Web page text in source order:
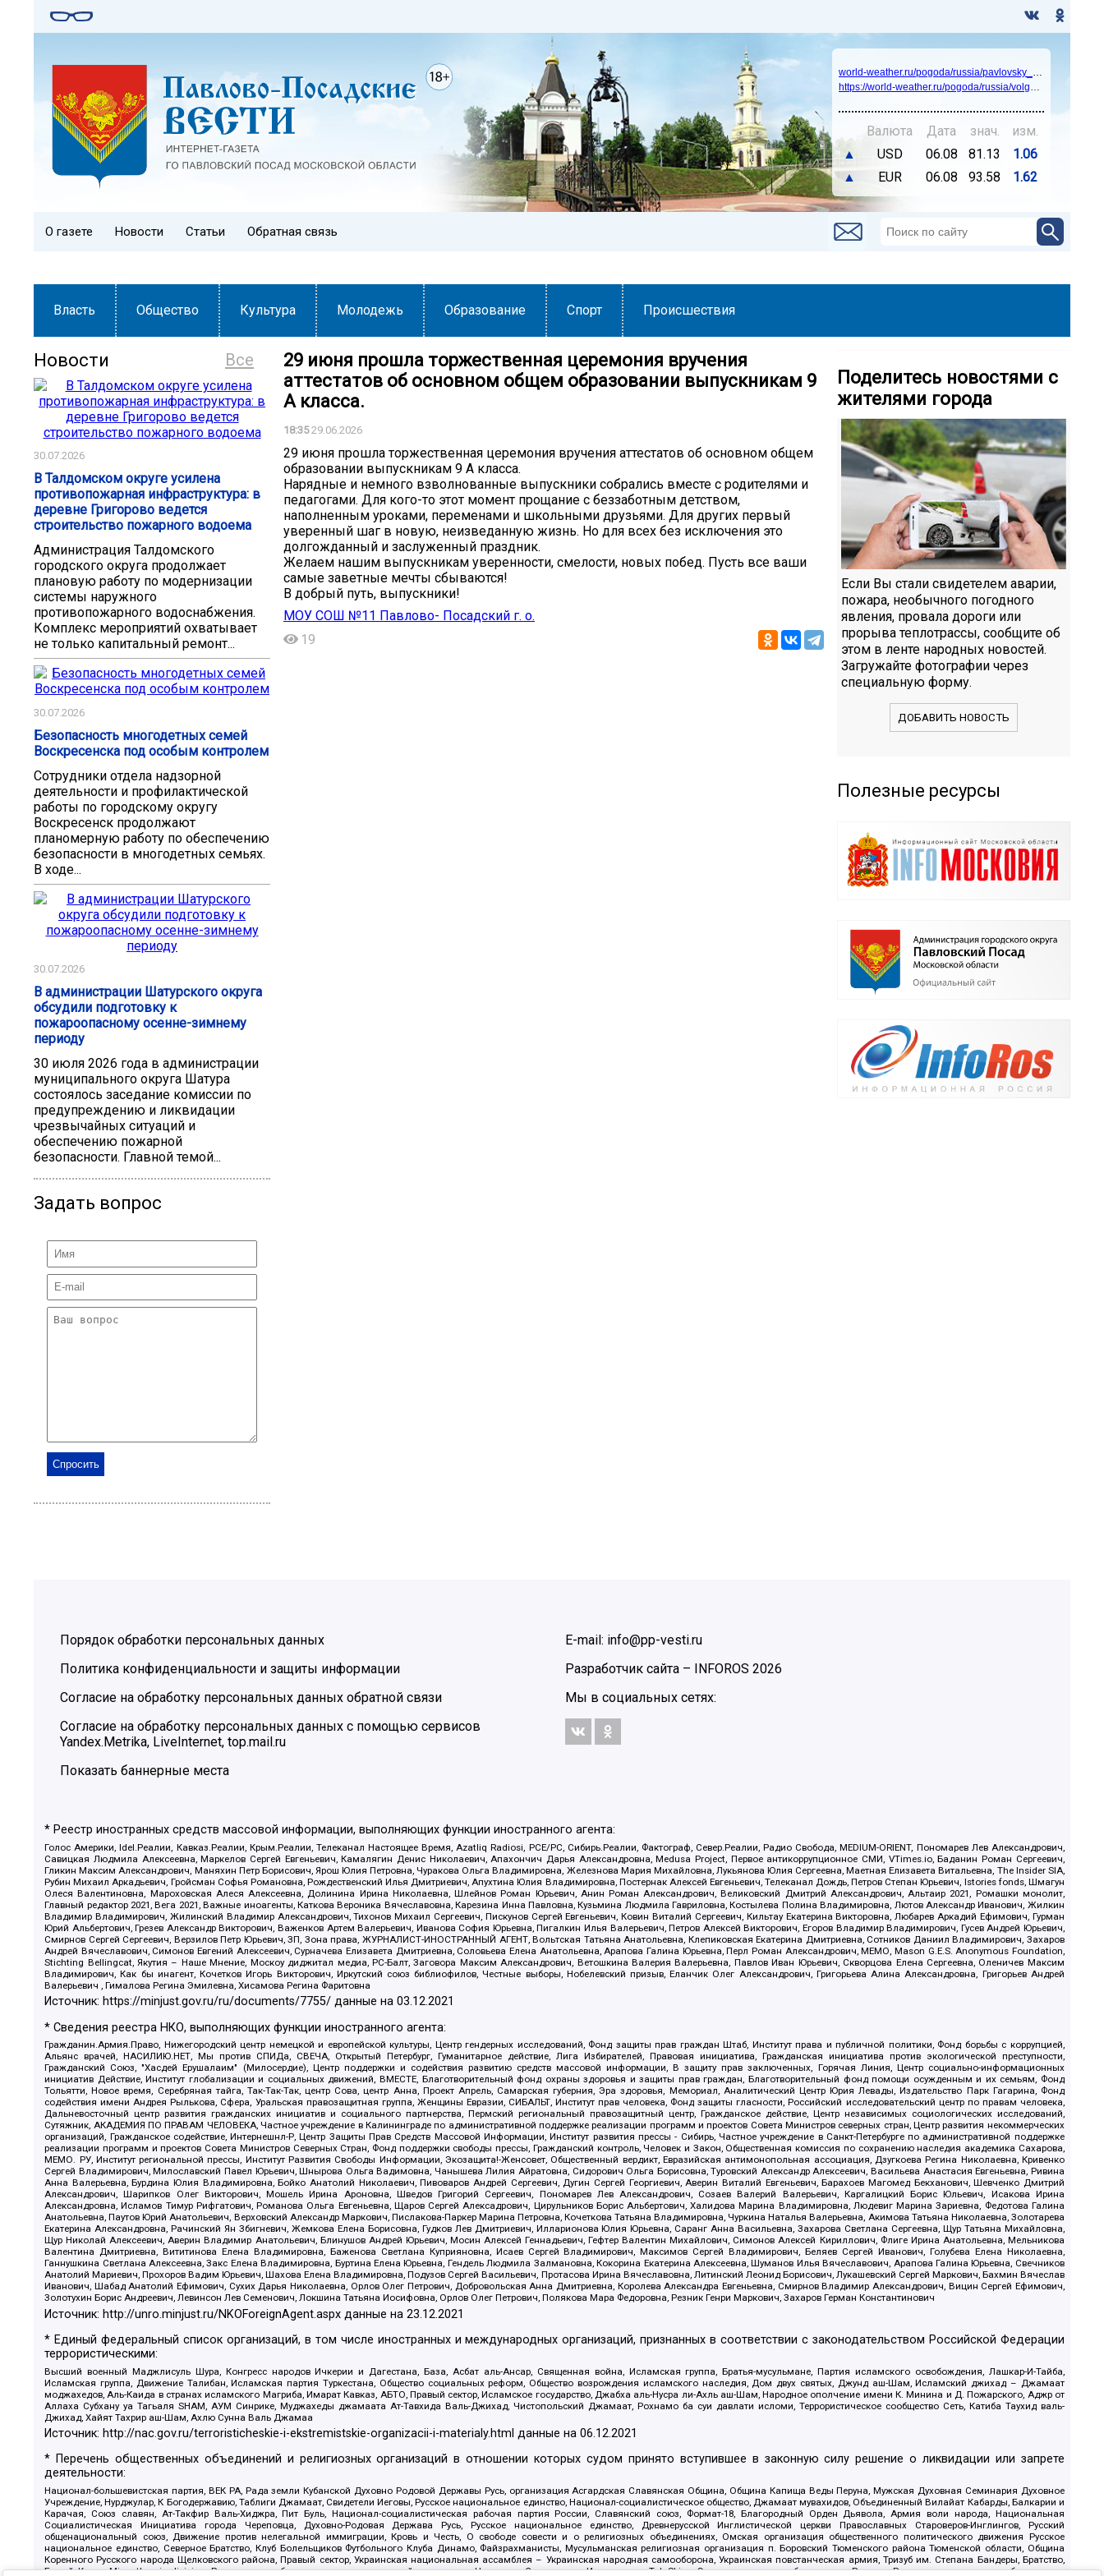
world-weather.ru/pogoda/russia/pavlovsky_posad/14days/
https://world-weather.ru/pogoda/russia/volgograd/
Валюта Дата знач.
изм.
▲
USD 06.08 81.13
1.06
▲
EUR 06.08 93.58 1.62
О газете Новости Статьи Обратная связь
Власть Общество Культура Молодежь Образование Спорт Происшествия
Все
Новости
30.07.2026
В Талдомском округе усилена
противопожарная инфраструктура: в
деревне Григорово ведется
строительство пожарного водоема
Администрация Талдомского
городского округа продолжает
плановую работу по модернизации
системы наружного
противопожарного водоснабжения.
Комплекс мероприятий охватывает
не только капитальный ремонт...
30.07.2026
Безопасность многодетных семей
Воскресенска под особым контролем
Сотрудники отдела надзорной
деятельности и профилактической
работы по городскому округу
Воскресенск продолжают
планомерную работу по обеспечению
безопасности в многодетных семьях.
В ходе...
30.07.2026
В администрации Шатурского округа
обсудили подготовку к
пожароопасному осенне-зимнему
периоду
30 июля 2026 года в администрации
муниципального округа Шатура
состоялось заседание комиссии по
предупреждению и ликвидации
чрезвычайных ситуаций и
обеспечению пожарной
безопасности. Главной темой...
Задать вопрос
29 июня прошла торжественная церемония вручения
аттестатов об основном общем образовании выпускникам 9
А класса.
18:3529.06.2026
29 июня прошла торжественная церемония вручения аттестатов об основном общем
образовании выпускникам 9 А класса.
Нарядные и немного взволнованные выпускники собрались вместе с родителями и
педагогами. Для кого-то этот момент прощание с беззаботным детством,
наполненным уроками, переменами и школьными друзьями. Для других первый
уверенный шаг в новую, неизведанную жизнь. Но для всех без исключения это
долгожданный и заслуженный праздник.
Желаем нашим выпускникам уверенности, смелости, новых побед. Пусть все ваши
самые заветные мечты сбываются! ️
В добрый путь, выпускники!
МОУ СОШ №11 Павлово- Посадский г. о.
19
Поделитесь новостями с
жителями города
Если Вы стали свидетелем аварии,
пожара, необычного погодного
явления, провала дороги или
прорыва теплотрассы, сообщите об
этом в ленте народных новостей.
Загружайте фотографии через
специальную форму.
ДОБАВИТЬ НОВОСТЬ
Полезные ресурсы
Порядок обработки персональных данных
Политика конфиденциальности и защиты информации
Согласие на обработку персональных данных обратной связи
Согласие на обработку персональных данных с помощью сервисов
Yandex.Metrika, LiveInternet, top.mail.ru
Показать баннерные места
E-mail: info@pp-vesti.ru
Разработчик сайта –
INFOROS 2026
Мы в социальных сетях:
* Реестр иностранных средств массовой информации, выполняющих функции иностранного агента:
Голос Америки, Idel.Реалии, Кавказ.Реалии, Крым.Реалии, Телеканал Настоящее Время, Azatliq Radiosi, PCE/PC, Сибирь.Реалии, Фактограф, Север.Реалии, Радио Свобода, MEDIUM-ORIENT, Пономарев Лев Александрович,
Савицкая Людмила Алексеевна, Маркелов Сергей Евгеньевич, Камалягин Денис Николаевич, Апахончич Дарья Александровна, Medusa Project, Первое антикоррупционное СМИ, VTimes.io, Баданин Роман Сергеевич,
Гликин Максим Александрович, Маняхин Петр Борисович, Ярош Юлия Петровна, Чуракова Ольга Владимировна, Железнова Мария Михайловна, Лукьянова Юлия Сергеевна, Маетная Елизавета Витальевна, The Insider SIA,
Рубин Михаил Аркадьевич, Гройсман Софья Романовна, Рождественский Илья Дмитриевич, Апухтина Юлия Владимировна, Постернак Алексей Евгеньевич, Телеканал Дождь, Петров Степан Юрьевич, Istories fonds, Шмагун
Олеся Валентиновна, Мароховская Алеся Алексеевна, Долинина Ирина Николаевна, Шлейнов Роман Юрьевич, Анин Роман Александрович, Великовский Дмитрий Александрович, Альтаир 2021, Ромашки монолит,
Главный редактор 2021, Вега 2021, Важные иноагенты, Каткова Вероника Вячеславовна, Карезина Инна Павловна, Кузьмина Людмила Гавриловна, Костылева Полина Владимировна, Лютов Александр Иванович, Жилкин
Владимир Владимирович, Жилинский Владимир Александрович, Тихонов Михаил Сергеевич, Пискунов Сергей Евгеньевич, Ковин Виталий Сергеевич, Кильтау Екатерина Викторовна, Любарев Аркадий Ефимович, Гурман
Юрий Альбертович, Грезев Александр Викторович, Важенков Артем Валерьевич, Иванова София Юрьевна, Пигалкин Илья Валерьевич, Петров Алексей Викторович, Егоров Владимир Владимирович, Гусев Андрей Юрьевич,
Смирнов Сергей Сергеевич, Верзилов Петр Юрьевич, ЗП, Зона права, ЖУРНАЛИСТ-ИНОСТРАННЫЙ АГЕНТ, Вольтская Татьяна Анатольевна, Клепиковская Екатерина Дмитриевна, Сотников Даниил Владимирович, Захаров
Андрей Вячеславович, Симонов Евгений Алексеевич, Сурначева Елизавета Дмитриевна, Соловьева Елена Анатольевна, Арапова Галина Юрьевна, Перл Роман Александрович, МЕМО, Mason G.E.S. Anonymous Foundation,
Stichting Bellingcat, Якутия – Наше Мнение, Москоу диджитал медиа, РС-Балт, Заговора Максим Александрович, Ветошкина Валерия Валерьевна, Павлов Иван Юрьевич, Скворцова Елена Сергеевна, Оленичев Максим
Владимирович, Как бы инагент, Кочетков Игорь Викторович, Иркутский союз библиофилов, Честные выборы, Нобелевский призыв, Еланчик Олег Александрович, Григорьева Алина Александровна, Григорьев Андрей
Валерьевич , Гималова Регина Эмилевна, Хисамова Регина Фаритовна
Источник: https://minjust.gov.ru/ru/documents/7755/ данные на03.12.2021
* Сведения реестра НКО, выполняющих функции иностранного агента:
Гражданин.Армия.Право, Нижегородский центр немецкой и европейской культуры, Центр гендерных исследований, Фонд защиты прав граждан Штаб, Институт права и публичной политики, Фонд борьбы с коррупцией,
Альянс врачей, НАСИЛИЮ.НЕТ, Мы против СПИДа, СВЕЧА, Открытый Петербург, Гуманитарное действие, Лига Избирателей, Правовая инициатива, Гражданская инициатива против экологической преступности,
Гражданский Союз, "Хасдей Ерушалаим" (Милосердие), Центр поддержки и содействия развитию средств массовой информации, В защиту прав заключенных, Горячая Линия, Центр социально-информационных
инициатив Действие, Институт глобализации и социальных движений, ВМЕСТЕ, Благотворительный фонд охраны здоровья и защиты прав граждан, Благотворительный фонд помощи осужденным и их семьям, Фонд
Тольятти, Новое время, Серебряная тайга, Так-Так-Так, центр Сова, центр Анна, Проект Апрель, Самарская губерния, Эра здоровья, Мемориал, Аналитический Центр Юрия Левады, Издательство Парк Гагарина, Фонд
содействия имени Андрея Рылькова, Сфера, Уральская правозащитная группа, Женщины Евразии, СИБАЛЬТ, Институт прав человека, Фонд защиты гласности, Российский исследовательский центр по правам человека,
Дальневосточный центр развития гражданских инициатив и социального партнерства, Пермский региональный правозащитный центр, Гражданское действие, Центр независимых социологических исследований,
Сутяжник, АКАДЕМИЯ ПО ПРАВАМ ЧЕЛОВЕКА, Частное учреждение в Калининграде по административной поддержке реализации программ и проектов Совета Министров северных стран, Центр развития некоммерческих
организаций, Гражданское содействие, Интернешнл-Р, Центр Защиты Прав Средств Массовой Информации, Институт развития прессы - Сибирь, Частное учреждение в Санкт-Петербурге по административной поддержке
реализации программ и проектов Совета Министров Северных Стран, Фонд поддержки свободы прессы, Гражданский контроль, Человек и Закон, Общественная комиссия по сохранению наследия академика Сахарова,
МЕМО. РУ, Институт региональной прессы, Институт Развития Свободы Информации, Экозащита!-Женсовет, Общественный вердикт, Евразийская антимонопольная ассоциация, Дзугкоева Регина Николаевна, Кривенко
Сергей Владимирович, Милославский Павел Юрьевич, Шнырова Ольга Вадимовна, Чанышева Лилия Айратовна, Сидорович Ольга Борисовна, Туровский Александр Алексеевич, Васильева Анастасия Евгеньевна, Ривина
Анна Валерьевна, Бурдина Юлия Владимировна, Бойко Анатолий Николаевич, Пивоваров Андрей Сергеевич, Дугин Сергей Георгиевич, Аверин Виталий Евгеньевич, Барахоев Магомед Бекханович, Шевченко Дмитрий
Александрович, Шарипков Олег Викторович, Мошель Ирина Ароновна, Шведов Григорий Сергеевич, Пономарев Лев Александрович, Созаев Валерий Валерьевич, Каргалицкий Борис Юльевич, Исакова Ирина
Александровна, Исламов Тимур Рифгатович, Романова Ольга Евгеньевна, Щаров Сергей Алексадрович, Цирульников Борис Альбертович, Халидова Марина Владимировна, Людевиг Марина Зариевна, Федотова Галина
Анатольевна, Паутов Юрий Анатольевич, Верховский Александр Маркович, Пислакова-Паркер Марина Петровна, Кочеткова Татьяна Владимировна, Чуркина Наталья Валерьевна, Акимова Татьяна Николаевна, Золотарева
Екатерина Александровна, Рачинский Ян Збигневич, Жемкова Елена Борисовна, Гудков Лев Дмитриевич, Илларионова Юлия Юрьевна, Саранг Анна Васильевна, Захарова Светлана Сергеевна, Щур Татьяна Михайловна,
Щур Николай Алексеевич, Аверин Владимир Анатольевич, Блинушов Андрей Юрьевич, Мосин Алексей Геннадьевич, Гефтер Валентин Михайлович, Симонов Алексей Кириллович, Флиге Ирина Анатольевна, Мельникова
Валентина Дмитриевна, Вититинова Елена Владимировна, Баженова Светлана Куприяновна, Исаев Сергей Владимирович, Максимов Сергей Владимирович, Беляев Сергей Иванович, Голубева Елена Николаевна,
Ганнушкина Светлана Алексеевна, Закс Елена Владимировна, Буртина Елена Юрьевна, Гендель Людмила Залмановна, Кокорина Екатерина Алексеевна, Шуманов Илья Вячеславович, Арапова Галина Юрьевна, Свечников
Анатолий Мариевич, Прохоров Вадим Юрьевич, Шахова Елена Владимировна, Подузов Сергей Васильевич, Протасова Ирина Вячеславовна, Литинский Леонид Борисович, Лукашевский Сергей Маркович, Бахмин Вячеслав
Иванович, Шабад Анатолий Ефимович, Сухих Дарья Николаевна, Орлов Олег Петрович, Добровольская Анна Дмитриевна, Королева Александра Евгеньевна, Смирнов Владимир Александрович, Вицин Сергей Ефимович,
Золотухин Борис Андреевич, Левинсон Лев Семенович, Локшина Татьяна Иосифовна, Орлов Олег Петрович, Полякова Мара Федоровна, Резник Генри Маркович, Захаров Герман Константинович
Источник: http://unro.minjust.ru/NKOForeignAgent.aspx данные на23.12.2021
* Единый федеральный список организаций, в том числе иностранных и международных организаций, признанных в соответствии с законодательством Российской Федерации
террористическими:
Высший военный Маджлисуль Шура, Конгресс народов Ичкерии и Дагестана, База, Асбат аль-Ансар, Священная война, Исламская группа, Братья-мусульмане, Партия исламского освобождения, Лашкар-И-Тайба,
Исламская группа, Движение Талибан, Исламская партия Туркестана, Общество социальных реформ, Общество возрождения исламского наследия, Дом двух святых, Джунд аш-Шам, Исламский джихад – Джамаат
моджахедов, Аль-Каида в странах исламского Магриба, Имарат Кавказ, АБТО, Правый сектор, Исламское государство, Джабха аль-Нусра ли-Ахль аш-Шам, Народное ополчение имени К. Минина и Д. Пожарского, Аджр от
Аллаха Субхану уа Тагьаля SHAM, АУМ Синрике, Муджахеды джамаата Ат-Тавхида Валь-Джихад, Чистопольский Джамаат, Рохнамо ба суи давлати исломи, Террористическое сообщество Сеть, Катиба Таухид валь-
Джихад, Хайят Тахрир аш-Шам, Ахлю Сунна Валь Джамаа
Источник: http://nac.gov.ru/terroristicheskie-i-ekstremistskie-organizacii-i-materialy.html данные на06.12.2021
* Перечень общественных объединений и религиозных организаций в отношении которых судом принято вступившее в законную силу решение о ликвидации или запрете
деятельности:
Национал-большевистская партия, ВЕК РА, Рада земли Кубанской Духовно Родовой Державы Русь, организация Асгардская Славянская Община, Община Капища Веды Перуна, Мужская Духовная Семинария Духовное
Учреждение, Нурджулар, К Богодержавию, Таблиги Джамаат, Свидетели Иеговы, Русское национальное единство, Национал-социалистическое общество, Джамаат мувахидов, Объединенный Вилайат Кабарды, Балкарии и
Карачая, Союз славян, Ат-Такфир Валь-Хиджра, Пит Буль, Национал-социалистическая рабочая партия России, Славянский союз, Формат-18, Благородный Орден Дьявола, Армия воли народа, Национальная
Социалистическая Инициатива города Череповца, Духовно-Родовая Держава Русь, Русское национальное единство, Древнерусской Инглистической церкви Православных Староверов-Инглингов, Русский
общенациональный союз, Движение против нелегальной иммиграции, Кровь и Честь, О свободе совести и о религиозных объединениях, Омская организация общественного политического движения Русское
национальное единство, Северное Братство, Клуб Болельщиков Футбольного Клуба Динамо, Файзрахманисты, Мусульманская религиозная организация п. Боровский Тюменского района Тюменской области, Община
Коренного Русского народа Щелковского района, Правый сектор, Украинская национальная ассамблея – Украинская народная самооборона, Украинская повстанческая армия, Тризуб им. Степана Бандеры, Братство,
Белый Крест, Misanthropic division, Религиозное объединение последователей инглиизма, Народная Социальная Инициатива, TulaSkins, Этнополитическое объединение Русские, Русское национальное объединение